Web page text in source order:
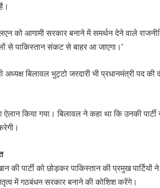
को आगामी सरकार बनाने में समर्थन देने वाले
से पाकिस्तान संकट से बाहर आ जाएगा।’
बिलावल भुट्टो जरदारी भी प्रधानमंत्री पद की
किया गया। बिलावल ने कहा था कि उनकी पार्टी
की पार्टी को छोड़कर पाकिस्तान की प्रमुख पार्टियों
में गठबंधन सरकार बनाने की कोशिश करेंगे।